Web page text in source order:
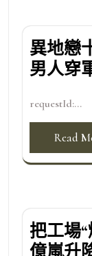
異地戀
男人穿
requestId:...
Read
把工場
億嵐升